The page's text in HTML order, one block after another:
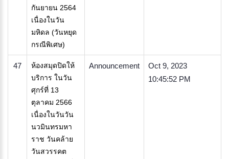
กันยายน 2564
เนื่องในวัน
มหิดล (วันหยุด
กรณีพิเศษ)
47
ห้องสมุดปิดให้
บริการ ในวัน
ศุกร์ที่ 13
ตุลาคม 2566
เนื่องในวันวัน
นวมินทรมหา
ราช วันคล้าย
วันสวรรคต
Announcement
Oct 9, 2023
10:45:52 PM